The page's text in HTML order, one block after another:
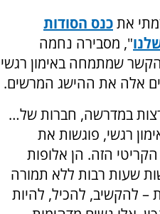
אתכנס הסודות
", מסבירה נחמה
הקשר שמתמחה באימון רגשי
אלה את ההישג המרשים.
במדרשה, חברות של…
רגשי, פוגשות את
הזה. הן אלופות
שעות רבות ללא תמורה
– להקשיב, להכיל, להיות